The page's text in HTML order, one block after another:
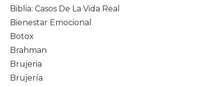
Biblia: Casos De La Vida Real
Bienestar Emocional
Botox
Brahman
Brujeria
Brujería